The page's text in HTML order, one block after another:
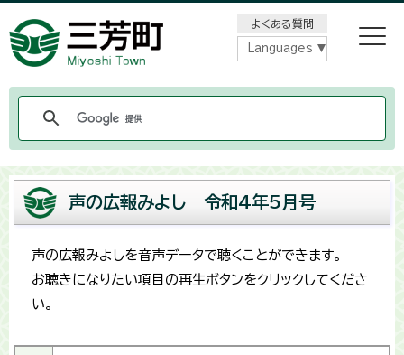
よくある質問
Languages
声の広報みよし 令和4年5月号
声の広報みよしを音声データで聴くことができます。
お聴きになりたい項目の再生ボタンをクリックしてくださ
い。